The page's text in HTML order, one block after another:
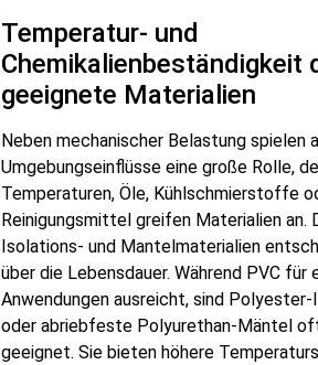
Temperatur- und
Chemikalienbeständigkeit
geeignete Materialien
Neben mechanischer Belastung spielen
Umgebungseinflüsse eine große Rolle,
Temperaturen, Öle, Kühlschmierstoffe
Reinigungsmittel greifen Materialien an.
Isolations- und Mantelmaterialien
über die Lebensdauer. Während PVC für
Anwendungen ausreicht, sind
oder abriebfeste Polyurethan-Mäntel
geeignet. Sie bieten höhere